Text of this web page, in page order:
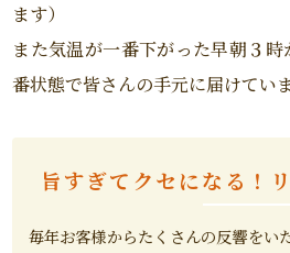
ます）
また気温が一番下がった早朝３
番状態で皆さんの手元に届けていま
旨すぎてクセになる！
毎年お客様からたくさんの反響をい